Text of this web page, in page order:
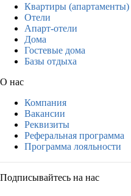
Квартиры (апартаменты)
Отели
Апарт-отели
Дома
Гостевые дома
Базы отдыха
О нас
Компания
Вакансии
Реквизиты
Реферальная программа
Программа лояльности
Подписывайтесь на нас